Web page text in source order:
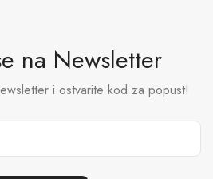
na Newsletter
i ostvarite kod za popust!